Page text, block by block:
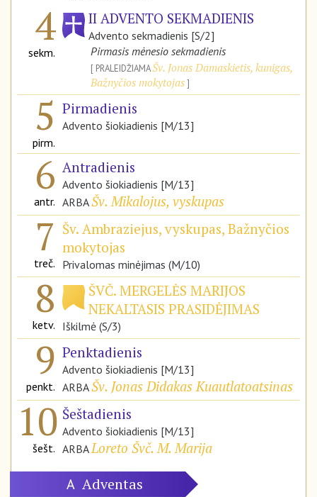
4
sekm.
II ADVENTO SEKMADIENIS
Advento sekmadienis [S/2]
Pirmasis mėnesio sekmadienis
PRALEIDŽIAMAŠv. Jonas Damaskietis, kunigas,
Bažnyčios mokytojas
5
pirm.
Pirmadienis
Advento šiokiadienis [M/13]
6
antr.
Antradienis
Advento šiokiadienis [M/13]
ARBAŠv. Mikalojus, vyskupas
7
treč.
Šv. Ambraziejus, vyskupas, Bažnyčios
mokytojas
Privalomas minėjimas (M/10)
8
ketv.
ŠVČ. MERGELĖS MARIJOS
NEKALTASIS PRASIDĖJIMAS
Iškilmė (S/3)
9
penkt.
Penktadienis
Advento šiokiadienis [M/13]
ARBAŠv. Jonas Didakas Kuautlatoatsinas
10
šešt.
Šeštadienis
Advento šiokiadienis [M/13]
ARBALoreto Švč. M. Marija
A Adventas